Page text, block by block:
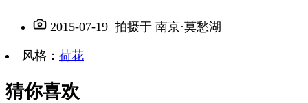
2015-07-19 拍摄于 南京·莫愁湖
风格 ： 荷花
猜你喜欢